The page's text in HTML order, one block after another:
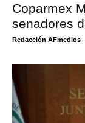
Coparmex
senadores
Redacción AFmedios -